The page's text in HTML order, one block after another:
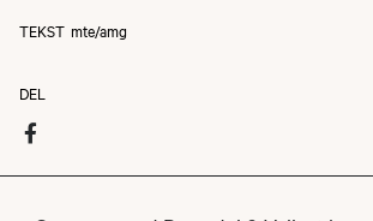
TEKST mte/amg
DEL